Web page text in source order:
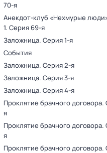
70-я
Анекдот-клуб «Нехмурые
1. Серия 69-я
Заложница. Серия 1-я
События
Заложница. Серия 2-я
Заложница. Серия 3-я
Заложница. Серия 4-я
Проклятие брачного договора.
я
Проклятие брачного договора.
я
Проклятие брачного договора.